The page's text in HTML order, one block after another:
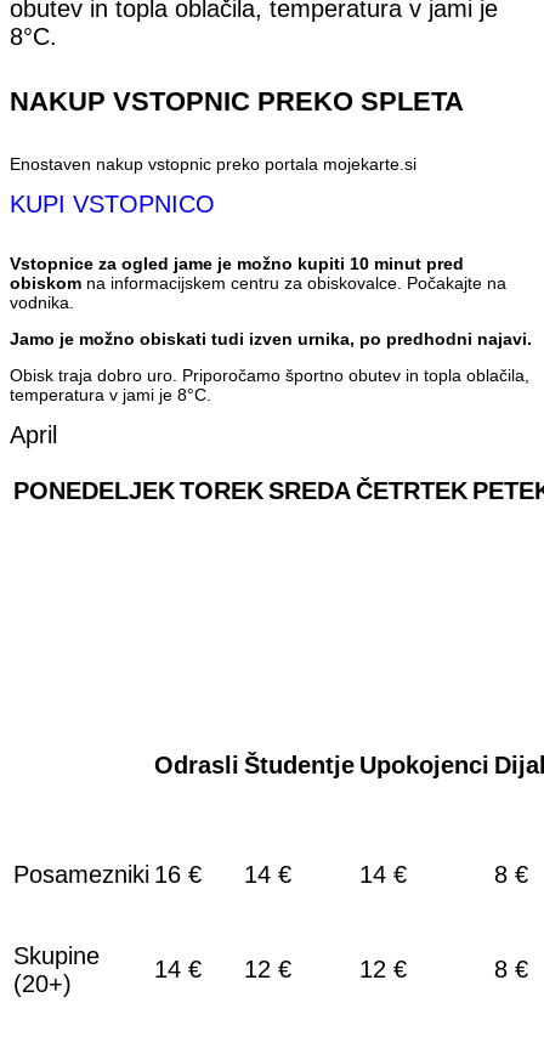
obutev in topla oblačila, temperatura v jami je
8°C.
NAKUP VSTOPNIC PREKO SPLETA
Enostaven nakup vstopnic preko portala mojekarte.si
KUPI VSTOPNICO
Vstopnice za ogled jame je možno kupiti 10 minut pred
obiskom na informacijskem centru za obiskovalce. Počakajte na
vodnika.
Jamo je možno obiskati tudi izven urnika, po predhodni najavi.
Obisk traja dobro uro. Priporočamo športno obutev in topla oblačila,
temperatura v jami je 8°C.
April
PONEDELJEKTOREKSREDAČETRTEK
Odrasli Študentje Upokojenci
Posamezniki 16 € 14 € 14 € 8 €
Skupine
(20+)
14 € 12 € 12 € 8 €